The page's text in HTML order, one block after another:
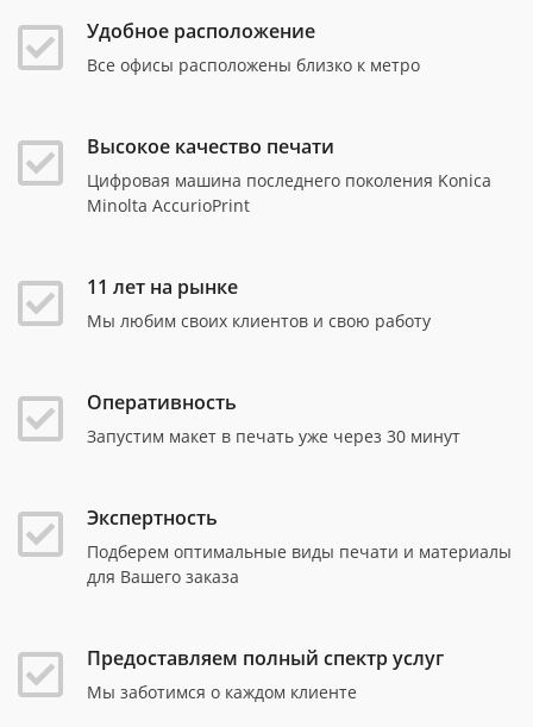
Удобное расположение
Все офисы расположены близко к метро
Высокое качество печати
Цифровая машина последнего поколения Konica
Minolta AccurioPrint
11 лет на рынке
Мы любим своих клиентов и свою работу
Оперативность
Запустим макет в печать уже через 30 минут
Экспертность
Подберем оптимальные виды печати и материалы
для Вашего заказа
Предоставляем полный спектр услуг
Мы заботимся о каждом клиенте